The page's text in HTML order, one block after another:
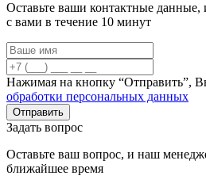
Оставьте ваши контактные
с вами в течение 10 минут
Нажимая на кнопку “Отправить”,
обработки персональных данных
Задать вопрос
Оставьте ваш вопрос, и наш
ближайшее время